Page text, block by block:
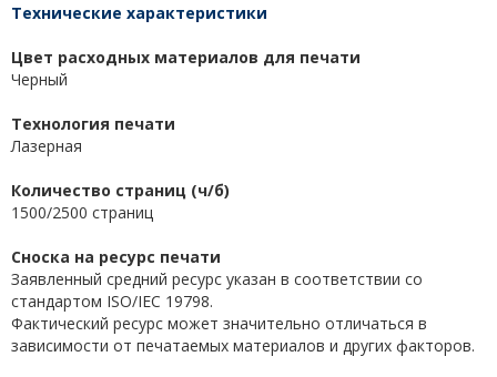
Технические характеристики
Цвет расходных материалов для печати
Черный
Технология печати
Лазерная
Количество страниц (ч/б)
1500/2500 страниц
Сноска на ресурс печати
Заявленный средний ресурс указан в соответствии со
стандартом ISO/IEC 19798.
Фактический ресурс может значительно отличаться в
зависимости от печатаемых материалов и других факторов.